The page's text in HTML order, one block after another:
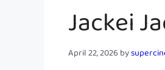
Jackei
April 22, 2026by